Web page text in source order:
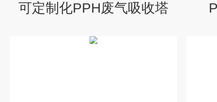
可定制化PPH废气吸收塔